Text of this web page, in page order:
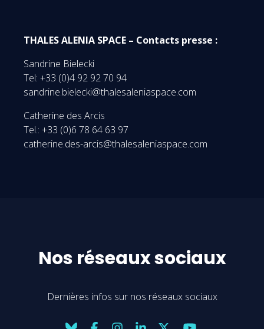
THALES ALENIA SPACE – Contacts presse :
Sandrine Bielecki
Tel: +33 (0)4 92 92 70 94
sandrine.bielecki@thalesaleniaspace.com
Catherine des Arcis
Tel.: +33 (0)6 78 64 63 97
catherine.des-arcis@thalesaleniaspace.com
Nos réseaux sociaux
Dernières infos sur nos réseaux sociaux